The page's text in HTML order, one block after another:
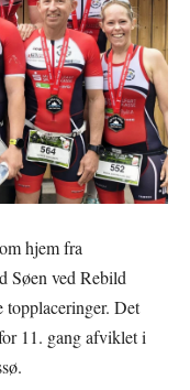
hjem fra
Søen ved Rebild
Det
11. gang afviklet i